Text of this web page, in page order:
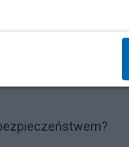
Macron jeszcze o
Kilkanaście godzin